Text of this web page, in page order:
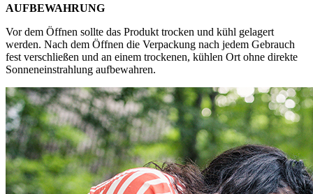
AUFBEWAHRUNG
Vor dem Öffnen sollte das Produkt trocken und kühl gelagert
werden. Nach dem Öffnen die Verpackung nach jedem Gebrauch
fest verschließen und an einem trockenen, kühlen Ort ohne direkte
Sonneneinstrahlung aufbewahren.